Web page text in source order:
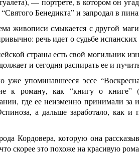
Бенедикта” и запродал в
живописи смыкается с другой
речь идет о судьбе испанских
страны есть свой могильник
и сегодня распирать ее и
уже упоминавшееся эссе
к роману, как “книгу о
где ее неизменно принимали за
а дальше заработало, как и
Кордовера, которую она
скорее это похоже на красивую